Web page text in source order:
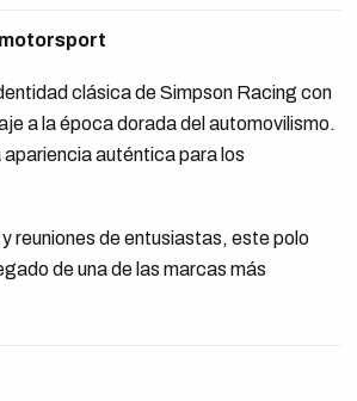
clásica de Simpson Racing con
a la época dorada del automovilismo.
auténtica para los
reuniones de entusiastas, este polo
de una de las marcas más